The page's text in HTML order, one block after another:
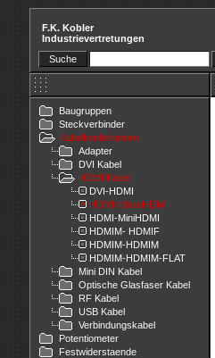
F.K. Kobler
Industrievertretungen
Suche
Baugruppen
Steckverbinder
Kabelkonfektionen
Adapter
DVI Kabel
HDMI Kabel
DVI-HDMI
HDMI-MicroHDMI
HDMI-MiniHDMI
HDMIM- HDMIF
HDMIM-HDMIM
HDMIM-HDMIM-FLAT
Mini DIN Kabel
Optische Glasfaser Kabel
RF Kabel
USB Kabel
Verbindungskabel
Potentiometer
Festwiderstaende